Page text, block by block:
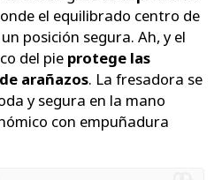
el equilibrado centro de
posición segura. Ah, y el
del pie protege las
arañazos. La fresadora se
y segura en la mano
con empuñadura